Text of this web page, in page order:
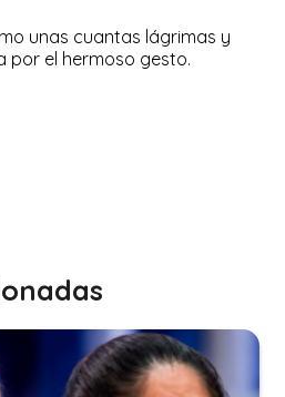
unas cuantas lágrimas y
por el hermoso gesto.